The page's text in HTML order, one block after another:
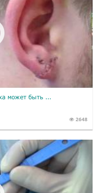
может быть ...
2648